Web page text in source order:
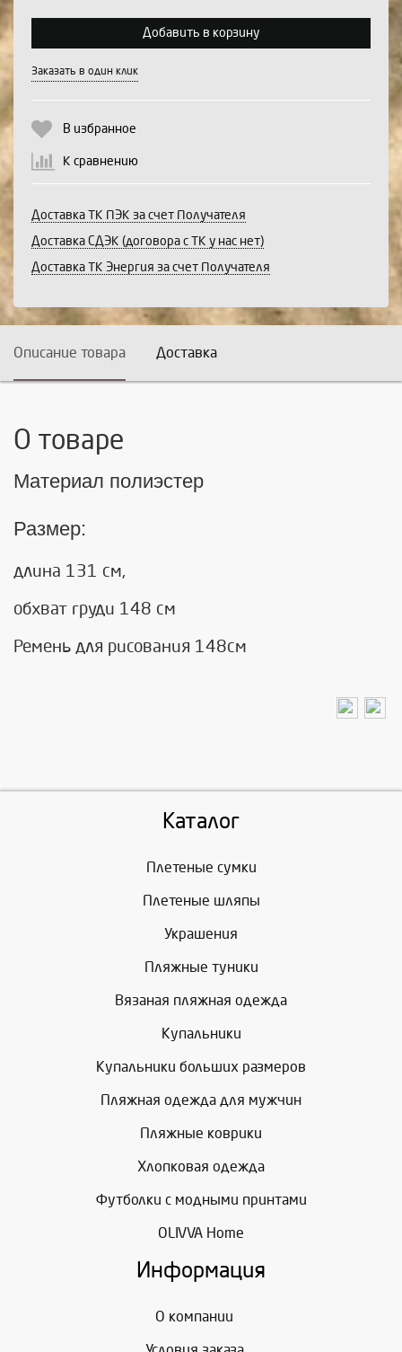
Добавить в корзину
Заказать в один клик
В избранное
К сравнению
Доставка ТК ПЭК за счет Получателя
Доставка СДЭК (договора с ТК у нас нет)
Доставка ТК Энергия за счет Получателя
Описание товара Доставка
О товаре
Материал полиэстер
Размер:
длина 131 см,
обхват груди 148 см
Ремень для рисования 148см
Каталог
Плетеные сумки
Плетеные шляпы
Украшения
Пляжные туники
Вязаная пляжная одежда
Купальники
Купальники больших размеров
Пляжная одежда для мужчин
Пляжные коврики
Хлопковая одежда
Футболки с модными принтами
OLIVVA Home
Информация
О компании